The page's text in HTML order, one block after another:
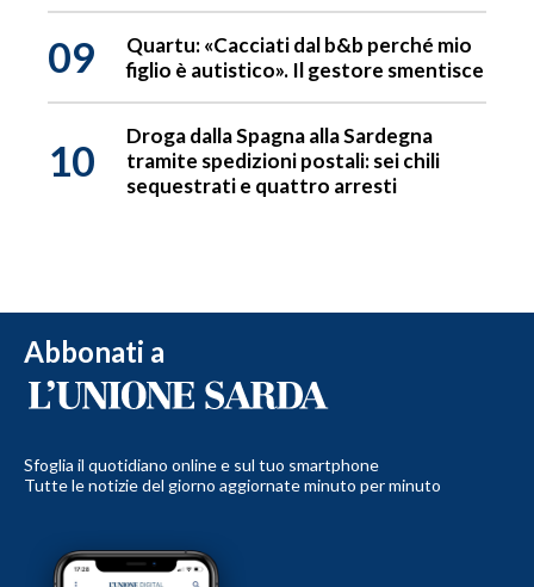
09
Quartu: «Cacciati dal b&b perché mio
figlio è autistico». Il gestore smentisce
10
Droga dalla Spagna alla Sardegna
tramite spedizioni postali: sei chili
sequestrati e quattro arresti
Abbonati a
Sfoglia il quotidiano online e sul tuo smartphone
Tutte le notizie del giorno aggiornate minuto per minuto